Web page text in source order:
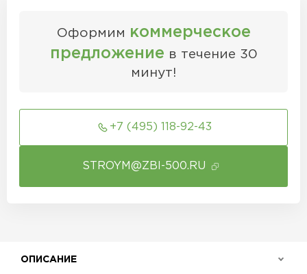
Оформим коммерческое
предложение в течение 30
минут!
+7 (495) 118-92-43
STROYM@ZBI-500.RU
ОПИСАНИЕ